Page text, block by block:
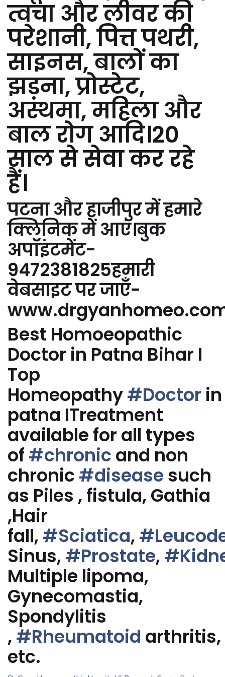
त्वचा और लीवर की
परेशानी, पित्त पथरी,
साइनस, बालों का
झड़ना, प्रोस्टेट,
अस्थमा, महिला और
बाल रोग आदि।20
साल से सेवा कर रहे
हैं।
पटना और हाजीपुर में हमारे
क्लिनिक में आएं।बुक
अपॉइंटमेंट-
9472381825हमारी
वेबसाइट पर जाएँ-
Best Homoeopathic
Doctor in Patna Bihar I
Top
Homeopathy#Doctor in
patna ITreatment
available for all types
of #chronic and non
chronic #disease such
as Piles , fistula, Gathia
,Hair
fall, #Sciatica,
Sinus, #Prostate,
Multiple lipoma,
Gynecomastia,
Spondylitis
, #Rheumatoid arthritis,
etc.